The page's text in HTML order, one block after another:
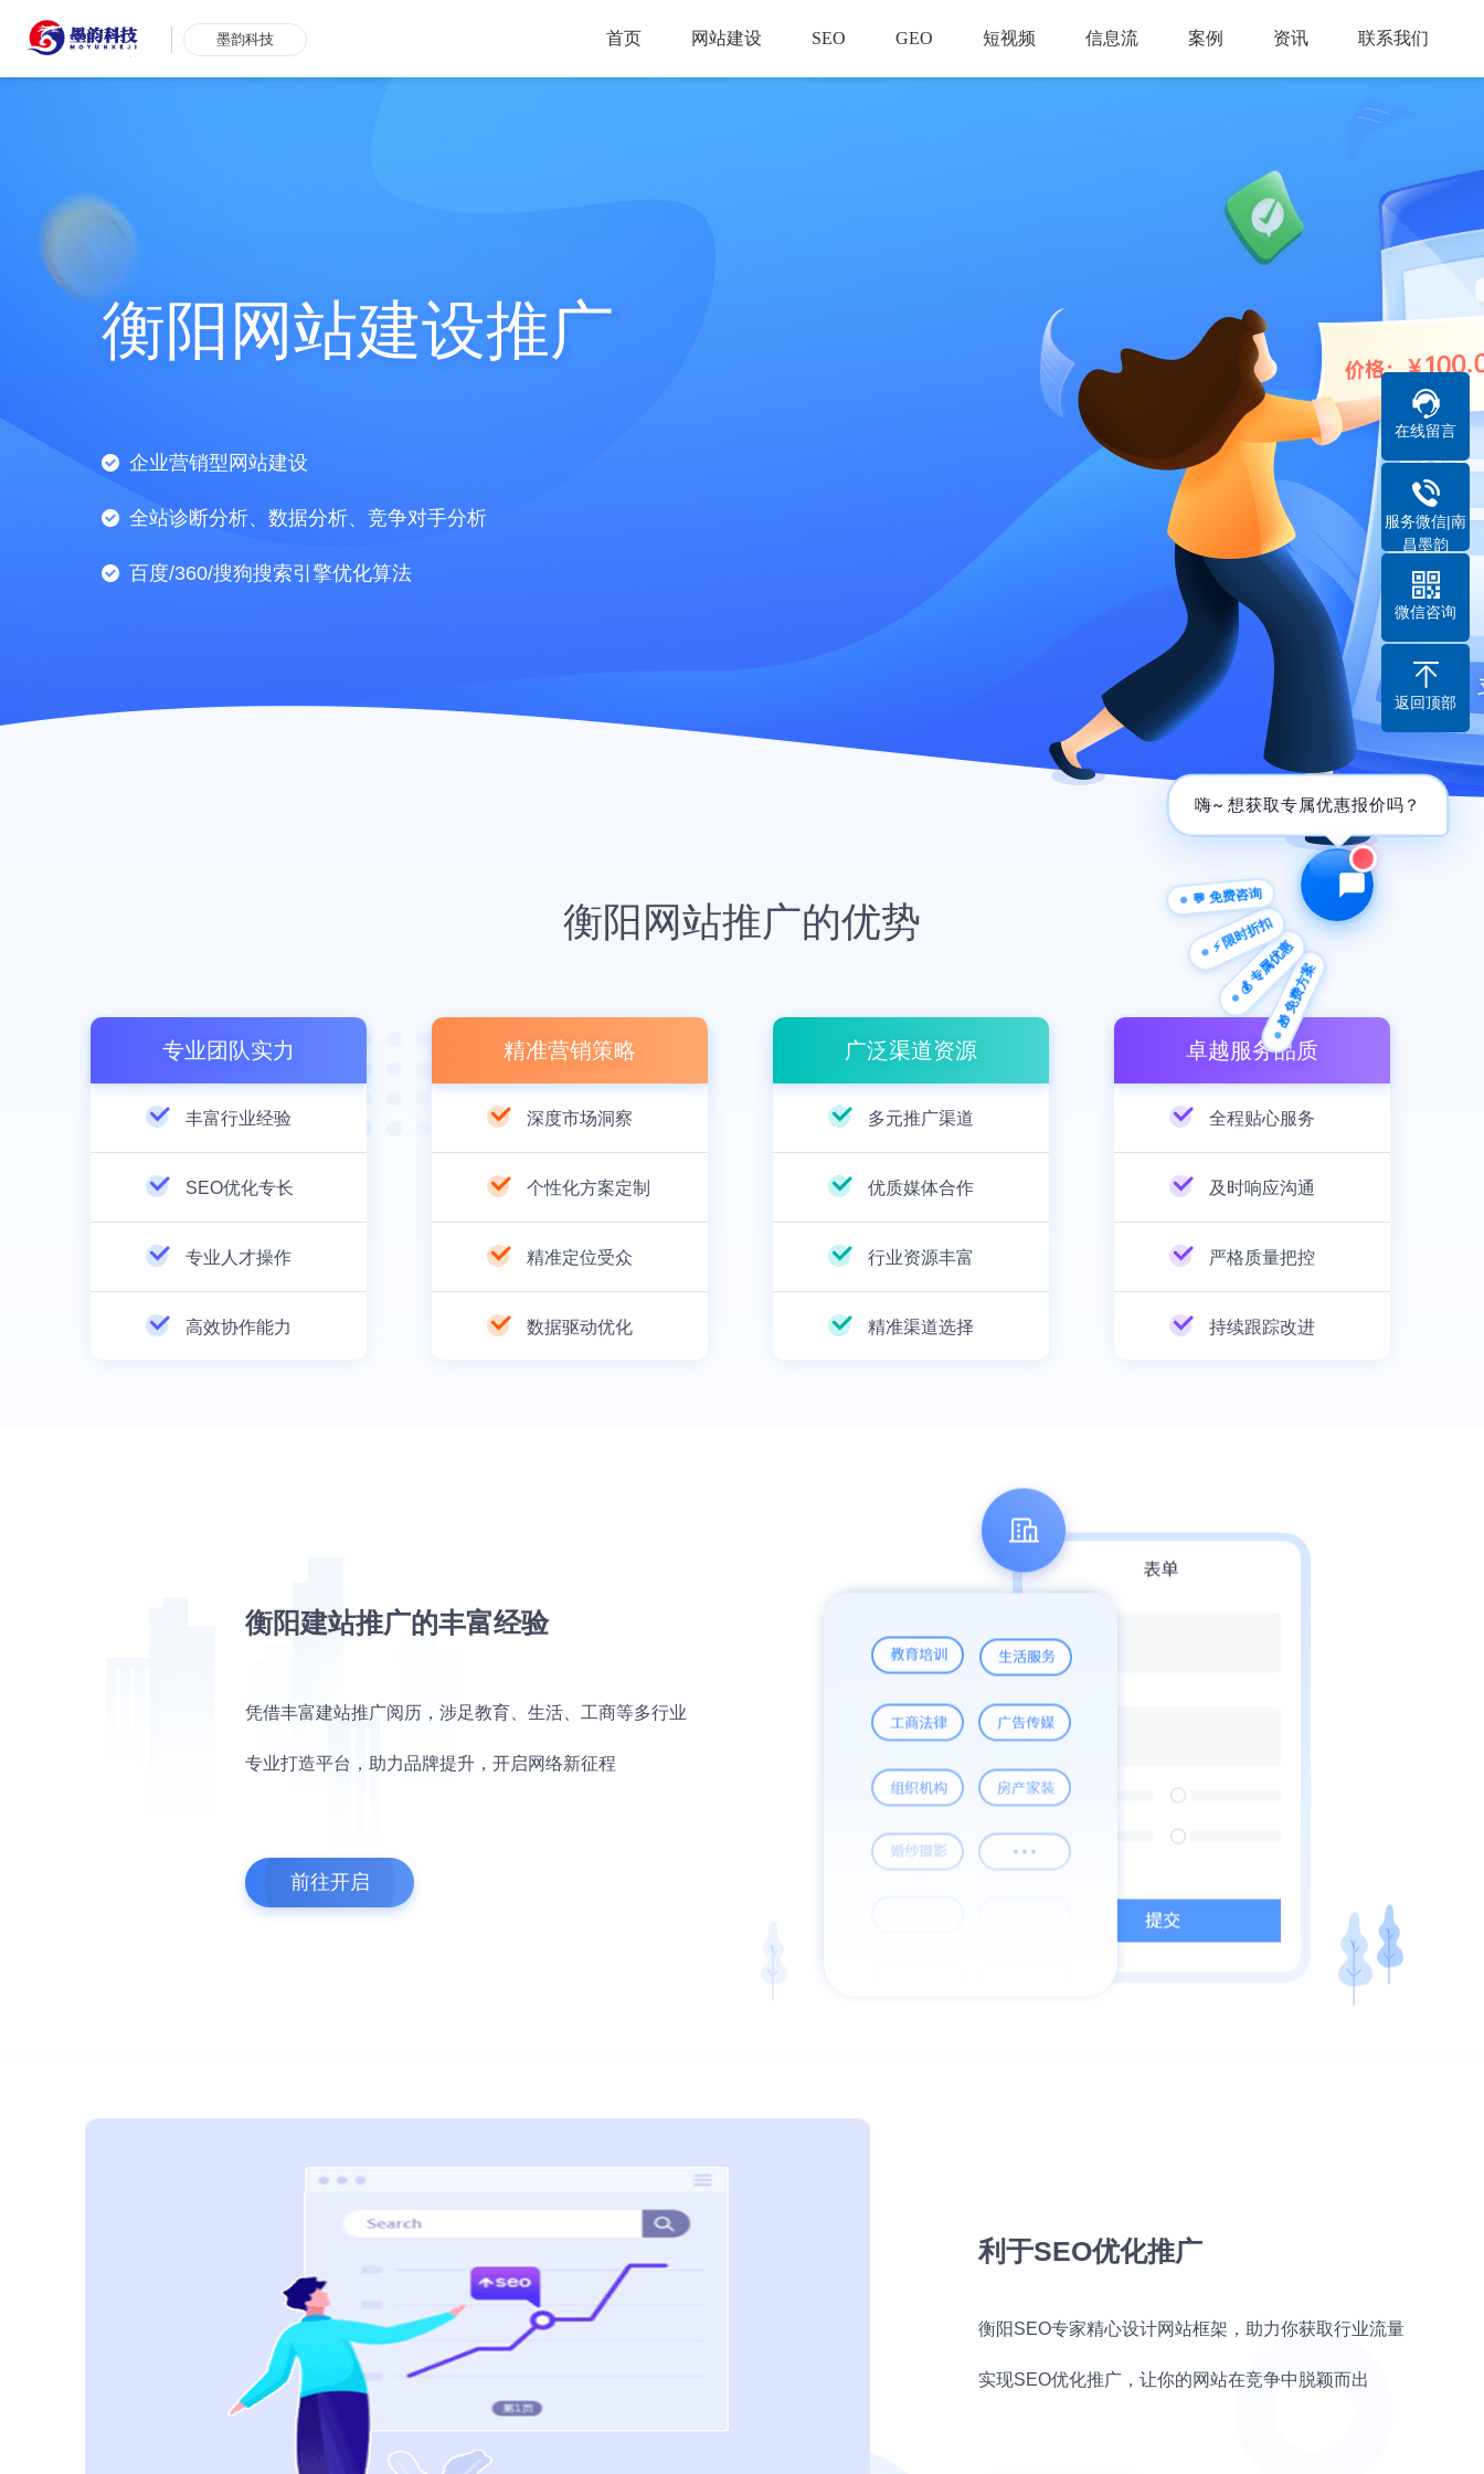
墨韵科技 首页 网站建设 SEO GEO 短视频 信息流 案例 资讯 联系我们
衡阳网站建设推广
企业营销型网站建设
全站诊断分析、数据分析、竞争对手分析
百度/360/搜狗搜索引擎优化算法
衡阳网站推广的优势
专业团队实力
丰富行业经验
SEO优化专长
专业人才操作
高效协作能力
精准营销策略
深度市场洞察
个性化方案定制
精准定位受众
数据驱动优化
广泛渠道资源
多元推广渠道
优质媒体合作
行业资源丰富
精准渠道选择
卓越服务品质
全程贴心服务
及时响应沟通
严格质量把控
持续跟踪改进
衡阳建站推广的丰富经验
凭借丰富建站推广阅历，涉足教育、生活、工商等多行业
专业打造平台，助力品牌提升，开启网络新征程
前往开启
利于SEO优化推广
衡阳SEO专家精心设计网站框架，助力你获取行业流量
实现SEO优化推广，让你的网站在竞争中脱颖而出
在线留言
服务微信|南
昌墨韵
微信咨询
返回顶部
🎁 免费方案
💰 专属优惠
⚡ 限时折扣
💬 免费咨询
嗨~ 想获取专属优惠报价吗？